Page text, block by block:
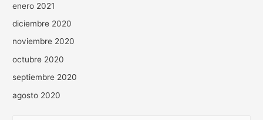
enero 2021
diciembre 2020
noviembre 2020
octubre 2020
septiembre 2020
agosto 2020